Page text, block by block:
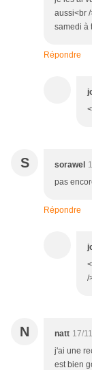
aussi<br
samedi à
Répondre
S sorawel
pas
Répondre
/
N natt 17/
j'ai une
est bien